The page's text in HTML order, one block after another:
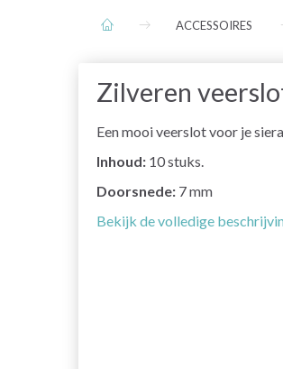
ACCESSOIRES
Zilveren
Een mooi veerslot voor je
Inhoud: 10 stuks.
Doorsnede: 7 mm
Bekijk de volledige